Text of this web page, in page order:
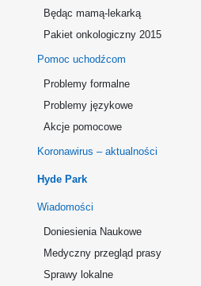
Będąc mamą-lekarką
Pakiet onkologiczny 2015
Pomoc uchodźcom
Problemy formalne
Problemy językowe
Akcje pomocowe
Koronawirus – aktualności
Hyde Park
Wiadomości
Doniesienia Naukowe
Medyczny przegląd prasy
Sprawy lokalne